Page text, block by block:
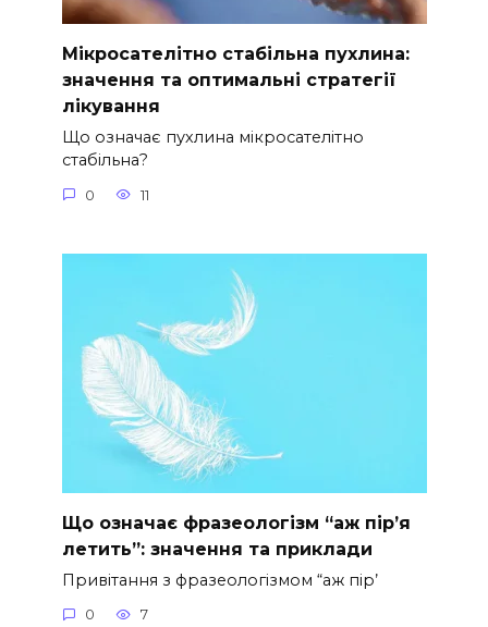
Мікросателітно стабільна пухлина:
значення та оптимальні стратегії
лікування
Що означає пухлина мікросателітно
стабільна?
0 11
Що означає фразеологізм “аж пір’я
летить”: значення та приклади
Привітання з фразеологізмом “аж пір’
0 7